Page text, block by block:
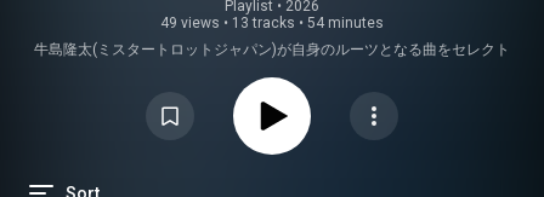
Playlist • 2026
49 views • 13 tracks • 54 minutes
牛島隆太(ミスタートロットジャパン)が自身のルーツとなる曲をセレクト